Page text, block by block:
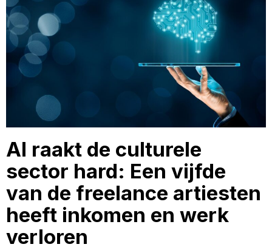
AI raakt de culturele
sector hard: Een vijfde
van de freelance artiesten
heeft inkomen en werk
verloren